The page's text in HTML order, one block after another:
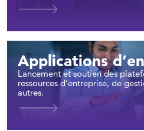
Applications
Lancement et soutien des
ressources d’entreprise, de
autres.